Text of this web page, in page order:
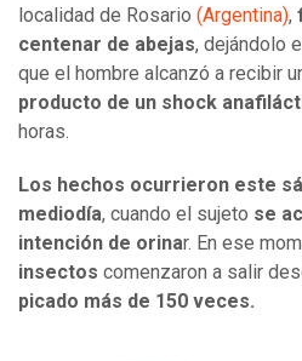
localidad de Rosario (Argentina),
centenar de abejas, dejándolo
que el hombre alcanzó a recibir
producto de un shock
horas.
Los hechos ocurrieron este
mediodía, cuando el sujeto se
intención de orinar. En ese
insectos comenzaron a salir
picado más de 150 veces.